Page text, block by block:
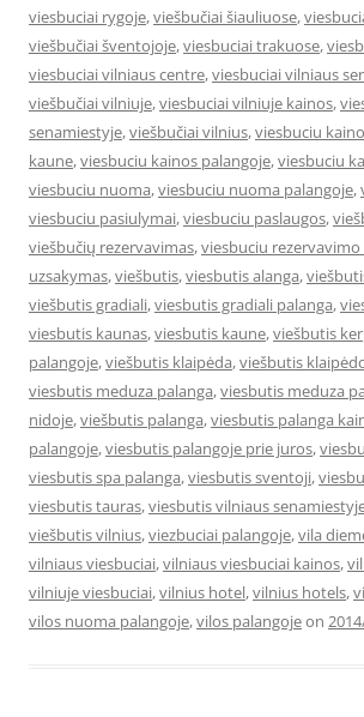
viesbuciai rygoje,viešbučiai šiauliuose,
viešbučiai šventojoje,viesbuciai trakuose,
viesbuciai vilniaus centre,viesbuciai vilniaus
viešbučiai vilniuje,viesbuciai vilniuje kainos,
senamiestyje,viešbučiai vilnius,viesbuciu
kaune,viesbuciu kainos palangoje,viesbuciu
viesbuciu nuoma,viesbuciu nuoma palangoje,
viesbuciu pasiulymai,viesbuciu paslaugos,
viešbučių rezervavimas,viesbuciu
uzsakymas,viešbutis,viesbutis alanga,
viešbutis gradiali,viesbutis gradiali palanga,
viesbutis kaunas,viesbutis kaune,viešbutis
palangoje,viešbutis klaipėda,viešbutis
viesbutis meduza palanga,viesbutis meduza
nidoje,viešbutis palanga,viesbutis palanga
palangoje,viesbutis palangoje prie juros,
viesbutis spa palanga,viesbutis sventoji,
viesbutis tauras,viesbutis vilniaus
viešbutis vilnius,viezbuciai palangoje,vila
vilniaus viesbuciai,vilniaus viesbuciai kainos,
vilniuje viesbuciai,vilnius hotel,vilnius hotels,
vilos nuoma palangoje,vilos palangojeon